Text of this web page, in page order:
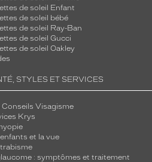
de soleil Enfant
de soleil bébé
de soleil Ray-Ban
de soleil Gucci
de soleil Oakley
STYLES ET SERVICES
Conseils Visagisme
Krys
et la vue
: symptômes et traitement